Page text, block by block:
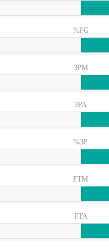
FG%
3PM
3PA
3P%
FTM
FTA